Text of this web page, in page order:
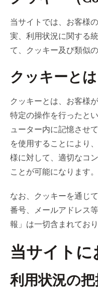
当サイトでは、お客様
実、利用状況に関する
て、クッキー及び類似
クッキーとは
クッキーとは、お客様
特定の操作を行ったと
ューター内に記憶させ
を使用することにより
様に対して、適切なコ
ことが可能になります。
なお、クッキーを通じ
番号、メールアドレス
報」は一切含まれてお
当サイト
利用状況の